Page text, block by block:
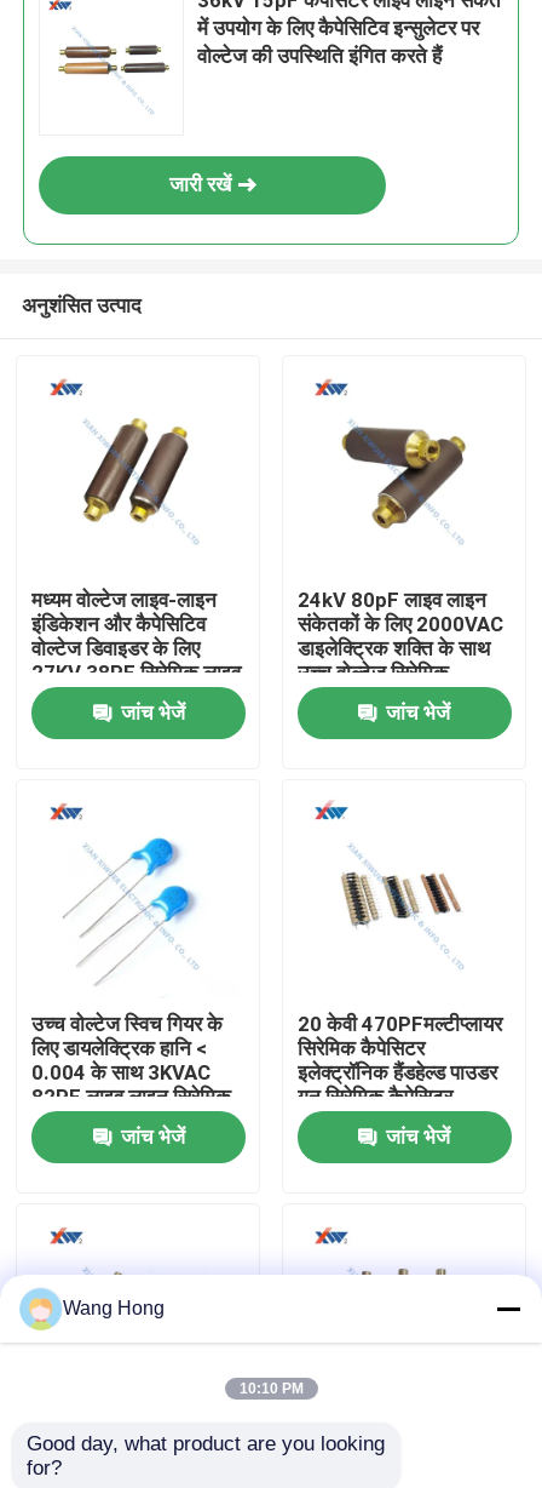
उत्पादों
वीआर दिखाएँ
हमारे बारे में
कारखाना भ्रमण
गुणवत्ता नियंत्रण
संपर्क करें
एक उद्धरण की विनती करे
उच्च वोल्टेज सिरेमिक संधारित्र
हाई वोल्टेज डोरकनॉब कैपेसिटर
में उपयोग के लिए कैपेसिटिव इन्सुलेटर पर
वोल्टेज की उपस्थिति इंगित करते हैं
जारी रखें
अनुशंसित उत्पाद
मध्यम वोल्टेज लाइव-लाइन
इंडिकेशन और कैपेसिटिव
वोल्टेज डिवाइडर के लिए
27KV 38PF सिरेमिक लाइव
लाइन कैपेसिटर
जांच भेजें
24kV 80pF लाइव लाइन
संकेतकों के लिए 2000VAC
डाइलेक्ट्रिक शक्ति के साथ
उच्च वोल्टेज सिरेमिक
कंडेसिटर
जांच भेजें
उच्च वोल्टेज स्विच गियर के
लिए डायलेक्ट्रिक हानि <
0.004 के साथ 3KVAC
82PF लाइव लाइन सिरेमिक
कैपेसिटर
जांच भेजें
20 केवी 470PFमल्टीप्लायर
सिरेमिक कैपेसिटर
इलेक्ट्रॉनिक हैंडहेल्ड पाउडर
गन सिरेमिक कैपेसिटर
इंटीग्रेटेड वोल्टेज डबलर
जांच भेजें
स्विच गियर के लिए 15kv AC
75pF हाई वोल्ट लाइव लाइन
12KV 125pF उच्च वोल्टेज
Wang Hong
10:10 PM
Good day, what product are you looking
for?